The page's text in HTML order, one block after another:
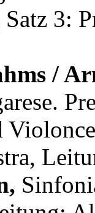
Satz 3:
/